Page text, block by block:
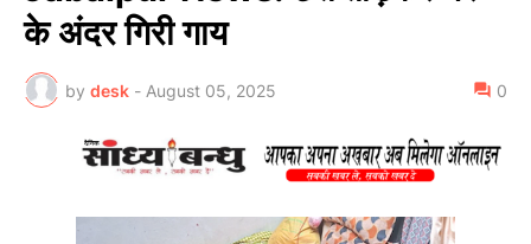
के अंदर गिरी गाय
by desk - August 05, 2025 0